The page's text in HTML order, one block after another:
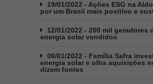
19/01/2022 - Ações ESG na
por um Brasil mais positivo e
12/01/2022 - 200 mil geradores
energia solar vendidos
06/01/2022 - Família Safra
energia solar e olha aquisições
dizem fontes